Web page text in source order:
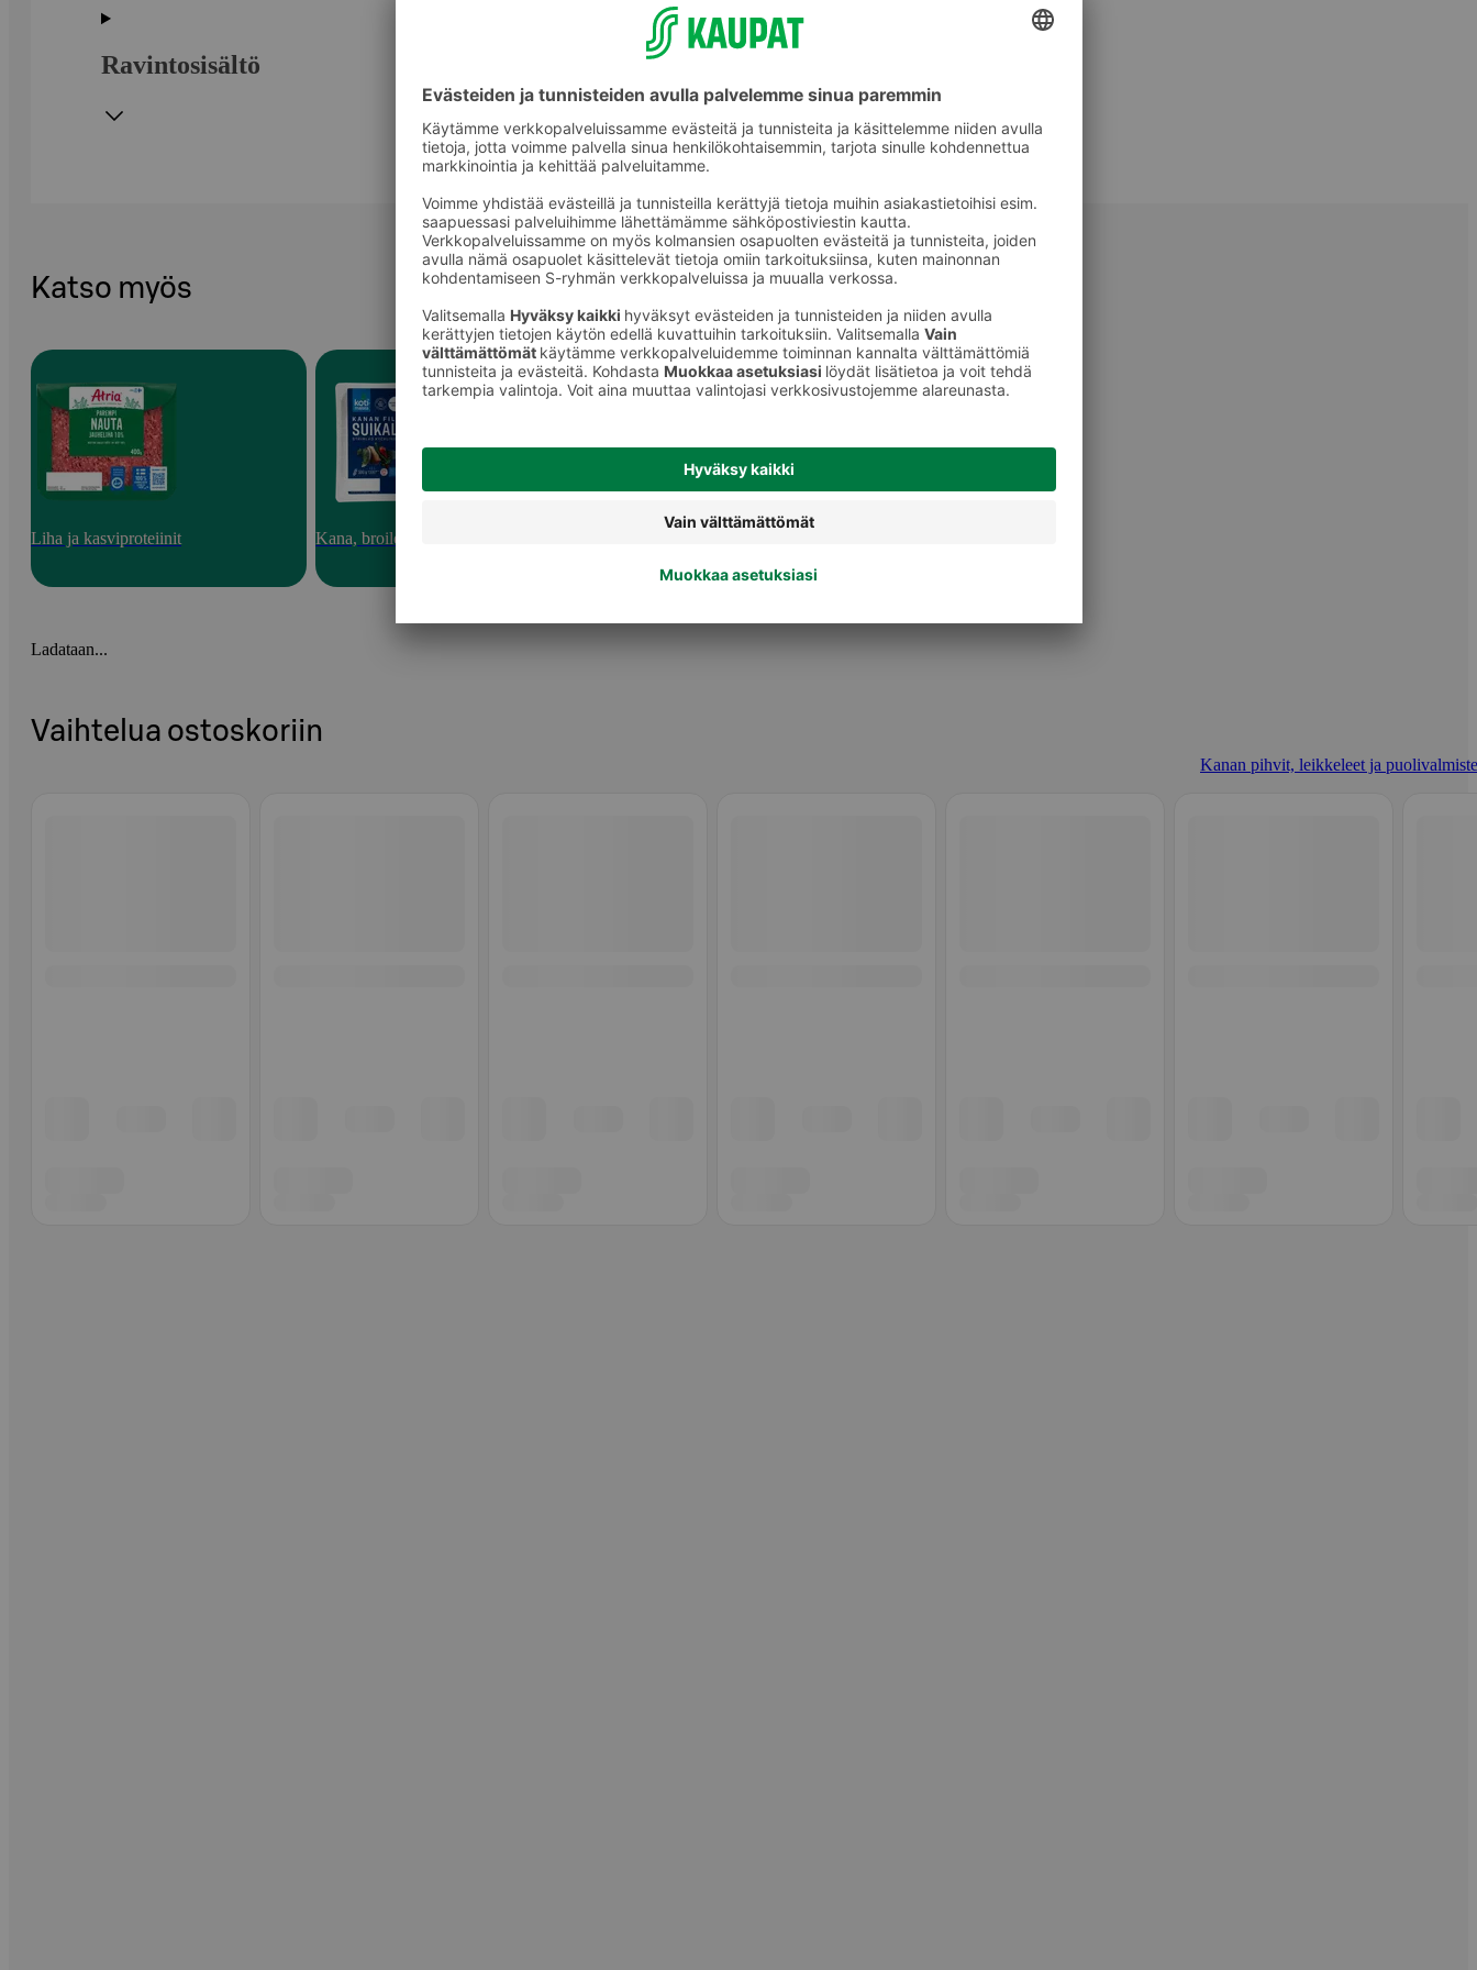
Ravintosisältö
Katso myös
Liha ja kasviproteiinit Kana, broileri ja kalkkuna
Kanan pihvit, leikkeleet ja
Ladataan...
Vaihtelua ostoskoriin
Kanan pihvit, leikkeleet ja